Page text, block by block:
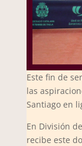
Este fin de
las
Santiago en
En División
recibe este